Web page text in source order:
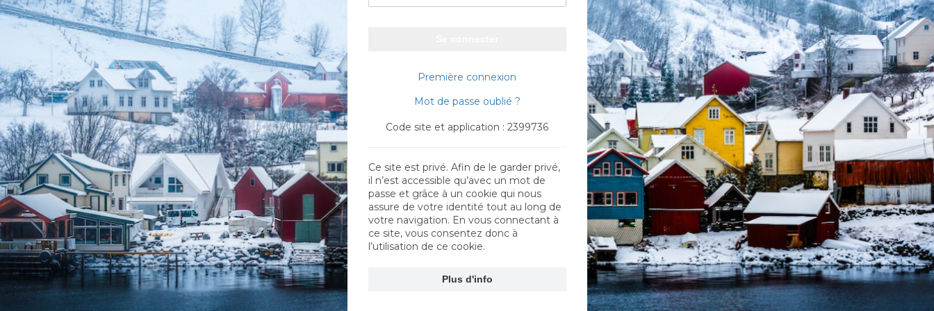
Première connexion
Mot de passe oublié ?
Code site et application : 2399736
Ce site est privé. Afin de le garder privé,
il n’est accessible qu’avec un mot de
passe et grâce à un cookie qui nous
assure de votre identité tout au long de
votre navigation. En vous connectant à
ce site, vous consentez donc à
l’utilisation de ce cookie.
Plus d'info